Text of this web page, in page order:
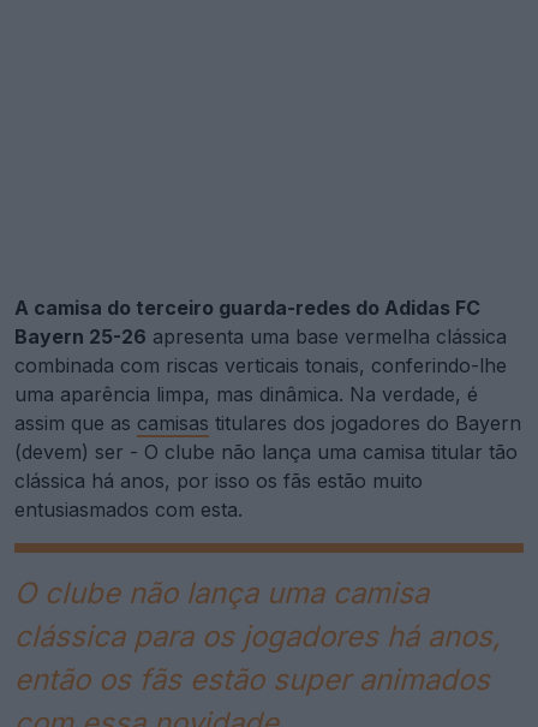
A camisa do terceiro guarda-redes do Adidas FC
Bayern 25-26 apresenta uma base vermelha clássica
combinada com riscas verticais tonais, conferindo-lhe
uma aparência limpa, mas dinâmica. Na verdade, é
assim que as camisas titulares dos jogadores do Bayern
(devem) ser - O clube não lança uma camisa titular tão
clássica há anos, por isso os fãs estão muito
entusiasmados com esta.
O clube não lança uma camisa
clássica para os jogadores há anos,
então os fãs estão super animados